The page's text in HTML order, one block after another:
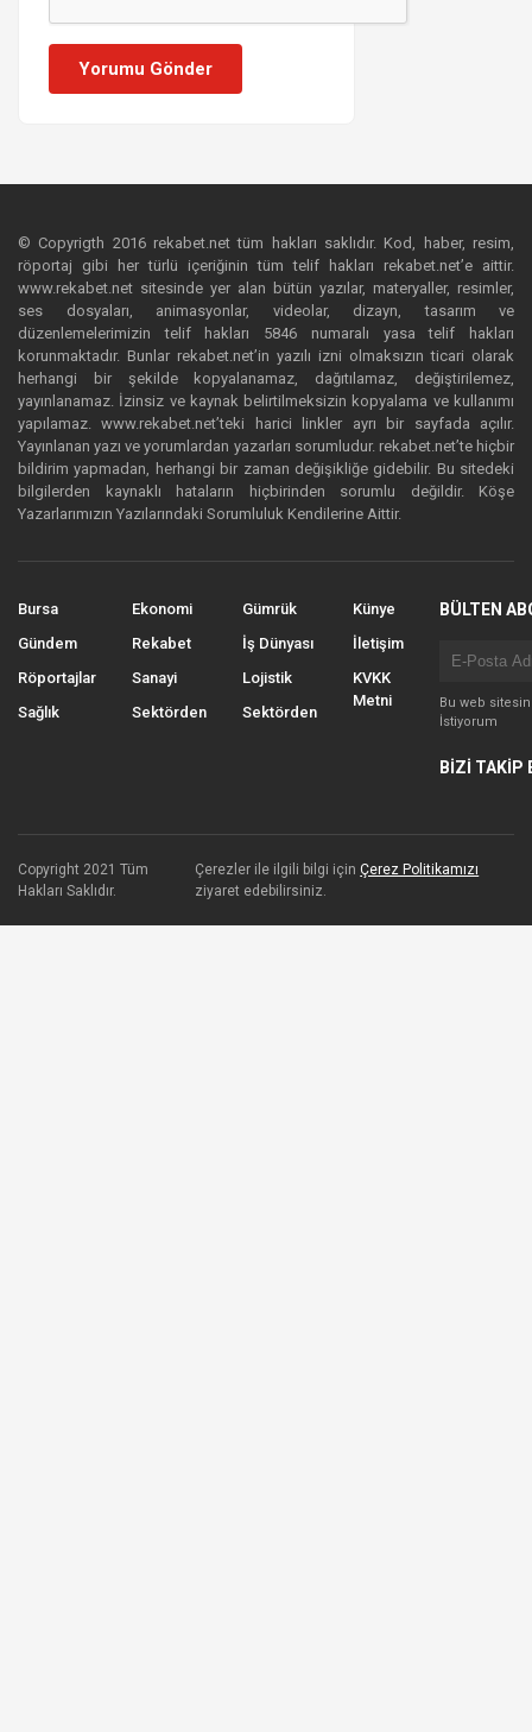
Yorumu Gönder
© Copyrigth 2016 rekabet.net tüm hakları saklıdır. Kod, haber, resim,
röportaj gibi her türlü içeriğinin tüm telif hakları rekabet.net’e aittir.
www.rekabet.net sitesinde yer alan bütün yazılar, materyaller, resimler,
ses dosyaları, animasyonlar, videolar, dizayn, tasarım ve
düzenlemelerimizin telif hakları 5846 numaralı yasa telif hakları
korunmaktadır. Bunlar rekabet.net’in yazılı izni olmaksızın ticari olarak
herhangi bir şekilde kopyalanamaz, dağıtılamaz, değiştirilemez,
yayınlanamaz. İzinsiz ve kaynak belirtilmeksizin kopyalama ve kullanımı
yapılamaz. www.rekabet.net’teki harici linkler ayrı bir sayfada açılır.
Yayınlanan yazı ve yorumlardan yazarları sorumludur. rekabet.net’te hiçbir
bildirim yapmadan, herhangi bir zaman değişikliğe gidebilir. Bu sitedeki
bilgilerden kaynaklı hataların hiçbirinden sorumlu değildir. Köşe
Yazarlarımızın Yazılarındaki Sorumluluk Kendilerine Aittir.
Bursa
Gündem
Röportajlar
Sağlık
Ekonomi
Rekabet
Sanayi
Sektörden
Gümrük
İş Dünyası
Lojistik
Sektörden
Künye
İletişim
KVKK
Metni
BÜLTEN
Bu web
İstiyorum
BİZİ TAKİP
Copyright 2021 Tüm
Hakları Saklıdır.
Çerezler ile ilgili bilgi içinÇerez Politikamızı
ziyaret edebilirsiniz.